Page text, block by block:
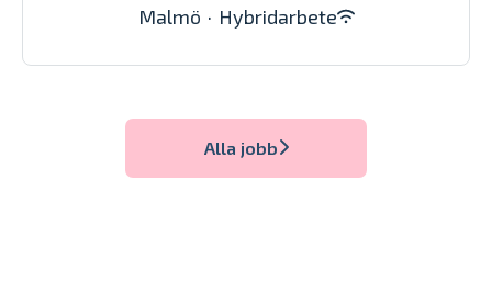
Malmö · Hybridarbete
Alla jobb